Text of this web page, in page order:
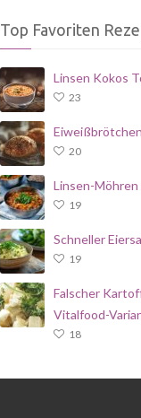
Top Favoriten
Linsen Kokos
23
Eiweißbrötchen
20
Linsen-
19
Schneller
19
Falscher
Vitalfood-
18